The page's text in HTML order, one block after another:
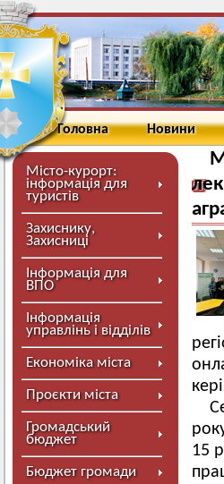
Головна Новини
Місто-курорт:
інформація для
туристів
Захиснику,
Захисниці
Інформація для
ВПО
Інформація
управлінь і відділів
Економіка міста
Проєкти міста
Громадський
бюджет
Бюджет громади
15